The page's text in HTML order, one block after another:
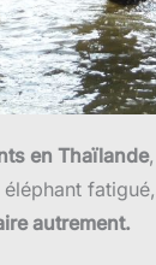
en Thaïlande
éléphant
autrement.